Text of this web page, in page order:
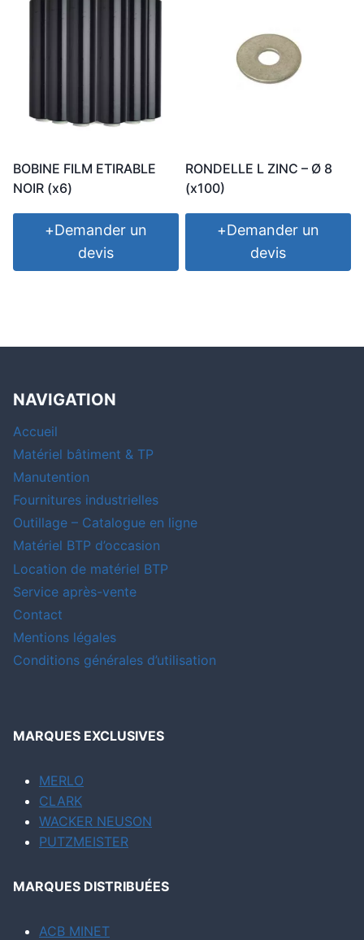
BOBINE FILM ETIRABLE
NOIR (x6)
+Demander un
devis
RONDELLE L ZINC – Ø 8
(x100)
+Demander un
devis
NAVIGATION
Accueil
Matériel bâtiment & TP
Manutention
Fournitures industrielles
Outillage – Catalogue en ligne
Matériel BTP d’occasion
Location de matériel BTP
Service après-vente
Contact
Mentions légales
Conditions générales d’utilisation
MARQUES EXCLUSIVES
MERLO
CLARK
WACKER NEUSON
PUTZMEISTER
MARQUES DISTRIBUÉES
ACB MINET